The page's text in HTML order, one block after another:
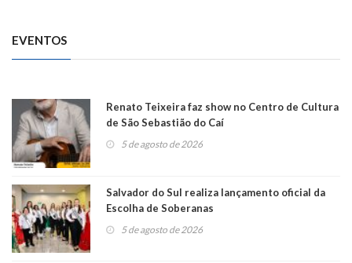
EVENTOS
Renato Teixeira faz show no Centro de Cultura
de São Sebastião do Caí
5 de agosto de 2026
Salvador do Sul realiza lançamento oficial da
Escolha de Soberanas
5 de agosto de 2026